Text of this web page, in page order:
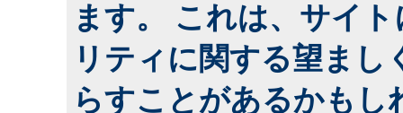
ます。 これは、サイ
リティに関する望まし
らすことがあるかもし